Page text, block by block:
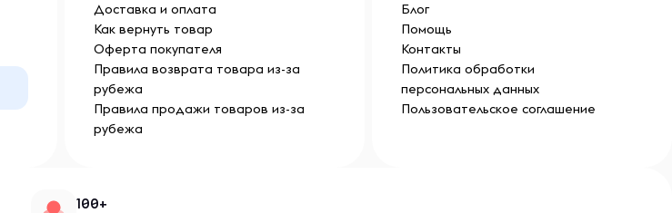
Доставка и оплата
Как вернуть товар
Оферта покупателя
Правила возврата товара из-за
рубежа
Правила продажи товаров из-за
рубежа
Блог
Помощь
Контакты
Политика обработки
персональных данных
Пользовательское соглашение
100+